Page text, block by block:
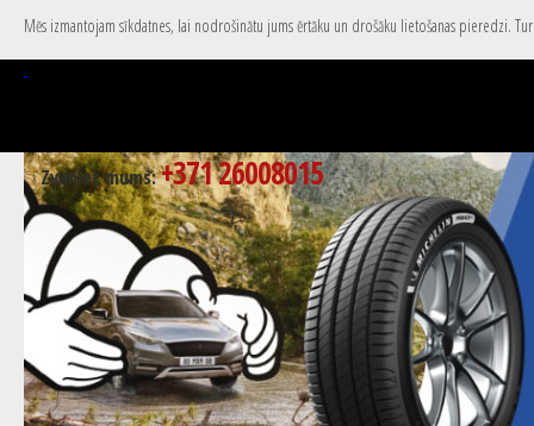
Mēs izmantojam sīkdatnes, lai nodrošinātu jums ērtāku un drošāku lietošanas pieredzi.
Zvaniet mums:+371 26008015